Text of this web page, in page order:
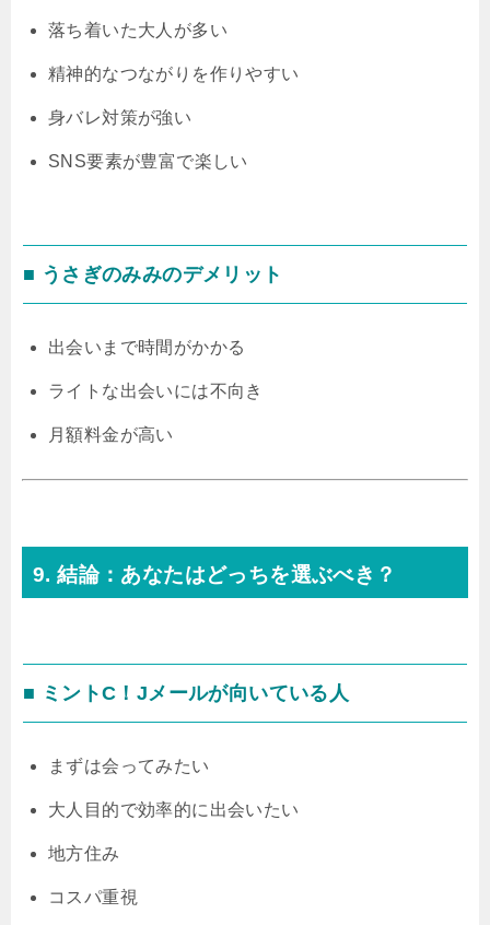
落ち着いた大人が多い
精神的なつながりを作りやすい
身バレ対策が強い
SNS要素が豊富で楽しい
■ うさぎのみみのデメリット
出会いまで時間がかかる
ライトな出会いには不向き
月額料金が高い
9. 結論：あなたはどっちを選ぶべき？
■ ミントC！Jメールが向いている人
まずは会ってみたい
大人目的で効率的に出会いたい
地方住み
コスパ重視